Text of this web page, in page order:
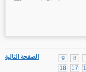
الصفحة التالية 8
9
17
18